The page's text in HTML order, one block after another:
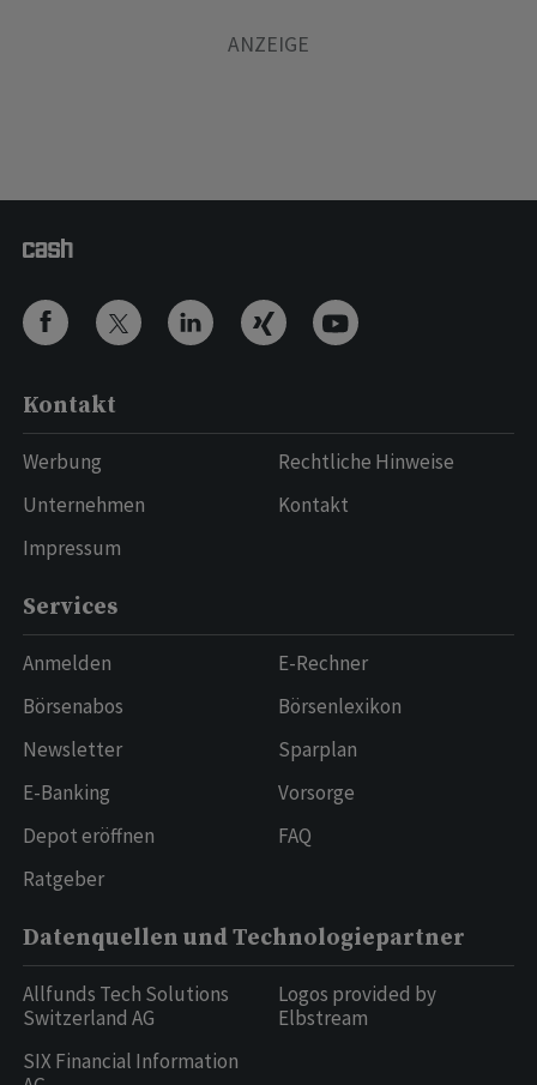
Kontakt
Werbung
Unternehmen
Impressum
Rechtliche Hinweise
Kontakt
Services
Anmelden
Börsenabos
Newsletter
E-Banking
Depot eröffnen
Ratgeber
E-Rechner
Börsenlexikon
Sparplan
Vorsorge
FAQ
Datenquellen und Technologiepartner
Allfunds Tech Solutions
Switzerland AG
SIX Financial Information
Logos provided by
Elbstream